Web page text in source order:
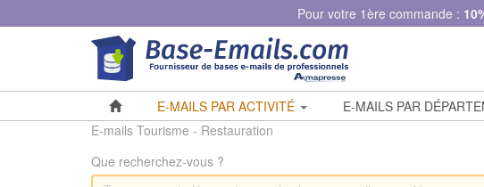
Pour votre 1ère commande :
E-MAILS PAR ACTIVITÉ E-MAILS PAR
E-mails Tourisme - Restauration
Que recherchez-vous ?